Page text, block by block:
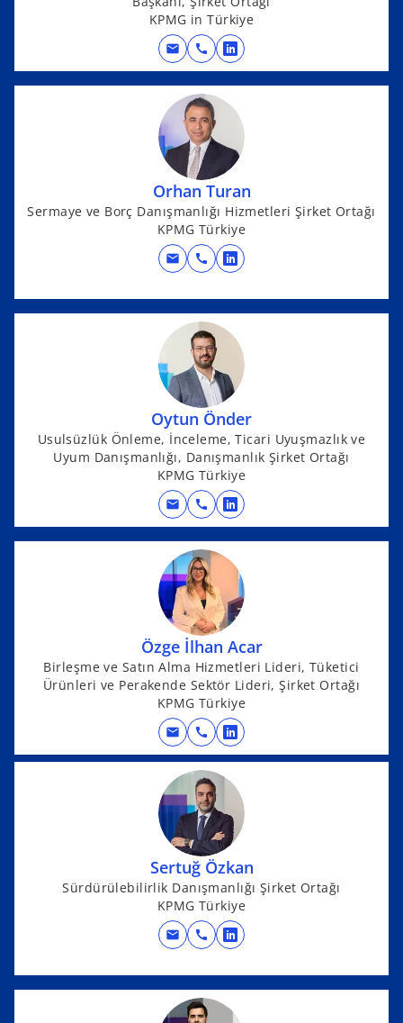
w
t
a
b
KPMG in Türkiye
mail call
o
e
s
i
n
a
n
e
w
t
a
b
Orhan Turan
Sermaye ve Borç Danışmanlığı Hizmetleri Şirket Ortağı
KPMG Türkiye
mail call
o
e
n
i
n
a
n
e
w
t
a
Oytun Önder
Usulsüzlük Önleme, İnceleme, Ticari Uyuşmazlık ve
Uyum Danışmanlığı, Danışmanlık Şirket Ortağı
KPMG Türkiye
mail call
o
e
s
i
n
a
n
e
w
t
b
Özge İlhan Acar
Birleşme ve Satın Alma Hizmetleri Lideri, Tüketici
Ürünleri ve Perakende Sektör Lideri, Şirket Ortağı
KPMG Türkiye
mail call
o
p
e
s
i
n
a
n
e
t
Sertuğ Özkan
Sürdürülebilirlik Danışmanlığı Şirket Ortağı
KPMG Türkiye
mail call
o
e
n